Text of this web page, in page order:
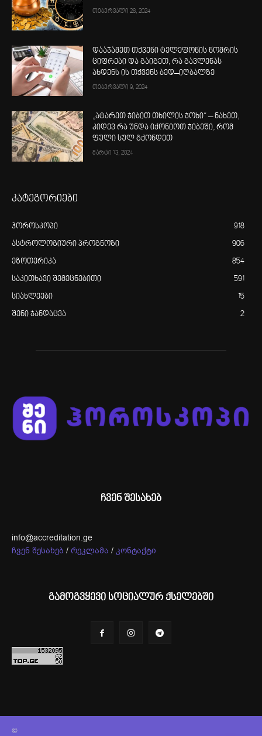
თებერვალი 28, 2024
დააჯამეთ თქვენი ტელეფონის ნომრის
ციფრები და გაიგეთ, რა გავლენას
ახდენს ის თქვენს ბედ–იღბალზე
თებერვალი 9, 2024
„ატარეთ ჯიბით თხილის ჯოხი“ – ნახეთ,
კიდევ რა უნდა იქონიოთ ჯიბეში, რომ
ფული სულ გქონდეთ
მარტი 13, 2024
კატეგორიები
ჰოროსკოპი 918
ასტროლოგიური პროგნოზი 906
ეზოთერიკა 854
საკითხავი შემეცნებითი 591
სიახლეები 15
შენი ჯანდაცვა 2
ჩვენ შესახებ
info@accreditation.ge
ჩვენ შესახებ / რეკლამა / კონტაქტი
გამოგვყევი სოციალურ ქსელებში
©